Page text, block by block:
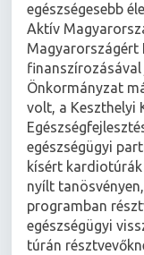
egészségesebb
Aktív
Magyarországért
Önkormányzat
volt, a Keszthelyi
egészségügyi
kísért
nyílt
programban
egészségügyi
túrán